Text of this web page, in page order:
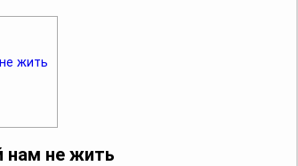
жить
нам не жить